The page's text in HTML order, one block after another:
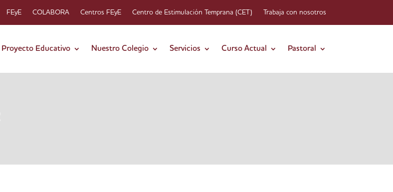
FEyE COLABORA Centros FEyE Centro de Estimulación Temprana (CET) Trabaja con nosotros
Proyecto Educativo Nuestro Colegio Servicios Curso Actual Pastoral